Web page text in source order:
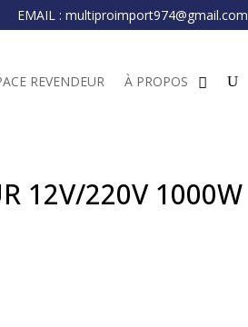
EMAIL : multiproimport974@gmail.com
REVENDEUR À PROPOS
12V/220V 1000W